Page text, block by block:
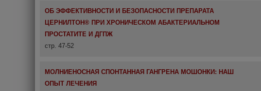
ОБ ЭФФЕКТИВНОСТИ И БЕЗОПАСНОСТИ ПРЕПАРАТА
ЦЕРНИЛТОН® ПРИ ХРОНИЧЕСКОМ АБАКТЕРИАЛЬНОМ
ПРОСТАТИТЕ И ДГПЖ
стр. 47-52
МОЛНИЕНОСНАЯ СПОНТАННАЯ ГАНГРЕНА МОШОНКИ: НАШ
ОПЫТ ЛЕЧЕНИЯ